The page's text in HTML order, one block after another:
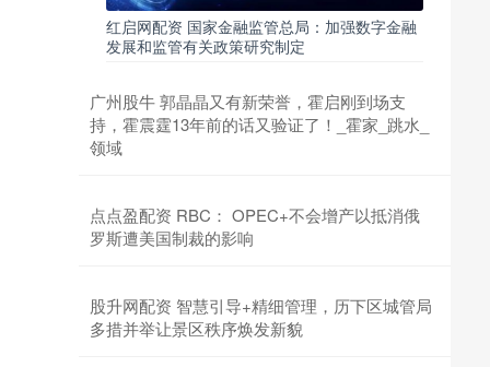
红启网配资 国家金融监管总局：加强数字金融
发展和监管有关政策研究制定
广州股牛 郭晶晶又有新荣誉，霍启刚到场支
持，霍震霆13年前的话又验证了！_霍家_跳水_
领域
点点盈配资 RBC： OPEC+不会增产以抵消俄
罗斯遭美国制裁的影响
股升网配资 智慧引导+精细管理，历下区城管局
多措并举让景区秩序焕发新貌